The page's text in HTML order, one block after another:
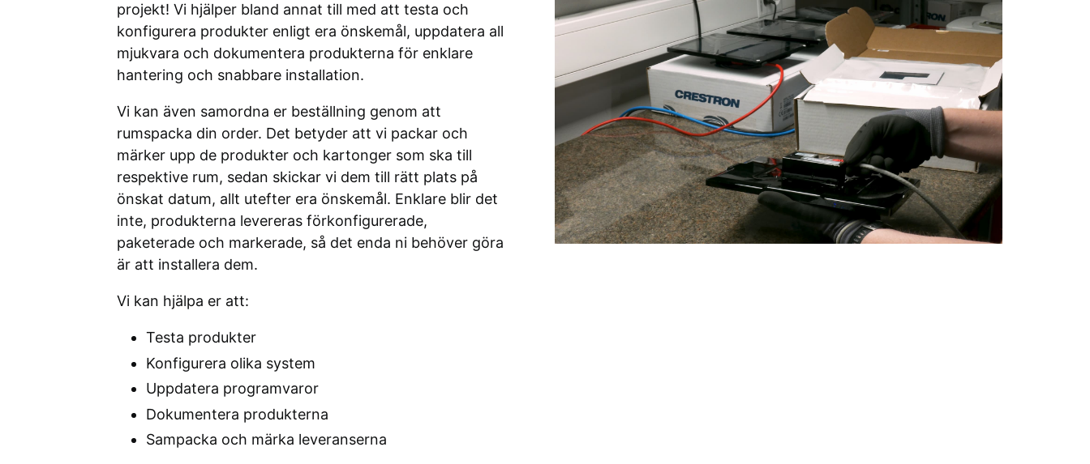
projekt! Vi hjälper bland annat till med att testa och
konfigurera produkter enligt era önskemål, uppdatera all
mjukvara och dokumentera produkterna för enklare
hantering och snabbare installation.
Vi kan även samordna er beställning genom att
rumspacka din order. Det betyder att vi packar och
märker upp de produkter och kartonger som ska till
respektive rum, sedan skickar vi dem till rätt plats på
önskat datum, allt utefter era önskemål. Enklare blir det
inte, produkterna levereras förkonfigurerade,
paketerade och markerade, så det enda ni behöver göra
är att installera dem.
Vi kan hjälpa er att:
Testa produkter
Konfigurera olika system
Uppdatera programvaror
Dokumentera produkterna
Sampacka och märka leveranserna